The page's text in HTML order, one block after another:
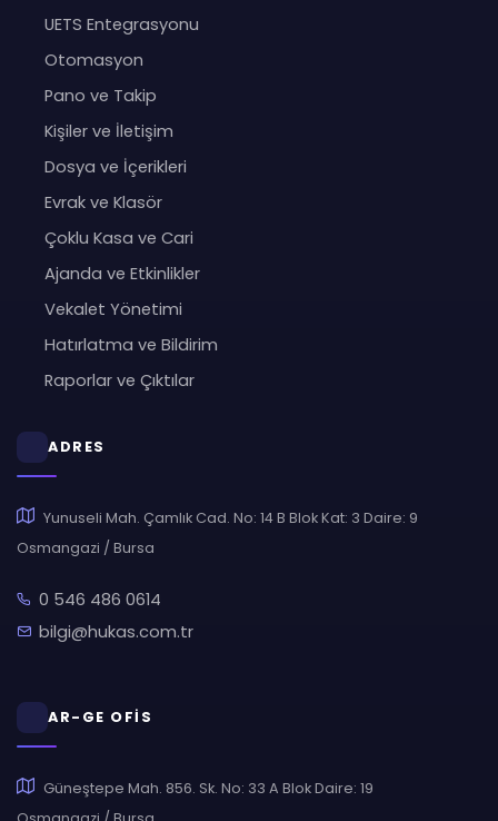
UETS Entegrasyonu
Otomasyon
Pano ve Takip
Kişiler ve İletişim
Dosya ve İçerikleri
Evrak ve Klasör
Çoklu Kasa ve Cari
Ajanda ve Etkinlikler
Vekalet Yönetimi
Hatırlatma ve Bildirim
Raporlar ve Çıktılar
ADRES
Yunuseli Mah. Çamlık Cad. No: 14 B Blok Kat: 3 Daire: 9
Osmangazi / Bursa
0 546 486 0614
bilgi@hukas.com.tr
AR-GE OFİS
Güneştepe Mah. 856. Sk. No: 33 A Blok Daire: 19